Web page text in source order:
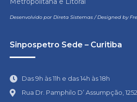
Desenvolvido por Direta Sistemas/Designed by
Sinpospetro Sede – Curitiba
Das 9h às 11h e das 14h às 18h
Rua Dr. Pamphilo D’ Assumpção,